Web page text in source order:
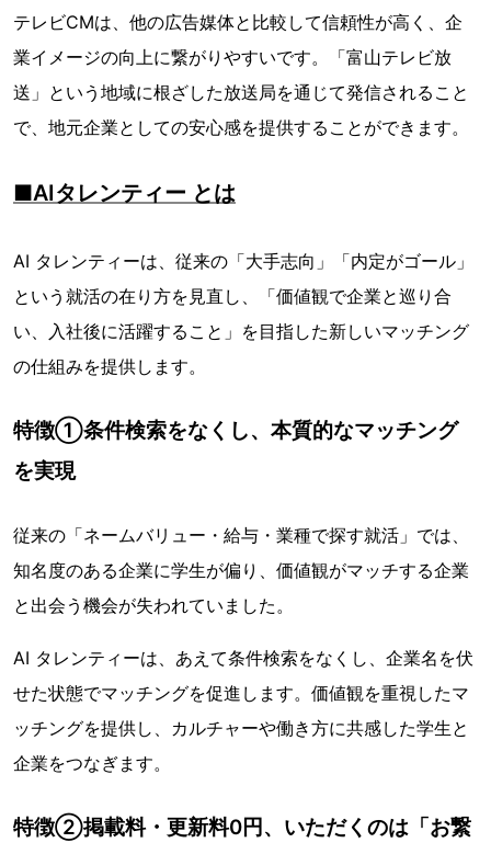
テレビCMは、他の広告媒体と比較して信頼性が高く、企
業イメージの向上に繋がりやすいです。「富山テレビ放
送」という地域に根ざした放送局を通じて発信されること
で、地元企業としての安心感を提供することができます。
■AIタレンティー とは
AI タレンティーは、従来の「大手志向」「内定がゴール」
という就活の在り方を見直し、「価値観で企業と巡り合
い、入社後に活躍すること」を目指した新しいマッチング
の仕組みを提供します。
特徴①条件検索をなくし、本質的なマッチング
を実現
従来の「ネームバリュー・給与・業種で探す就活」では、
知名度のある企業に学生が偏り、価値観がマッチする企業
と出会う機会が失われていました。
AI タレンティーは、あえて条件検索をなくし、企業名を伏
せた状態でマッチングを促進します。価値観を重視したマ
ッチングを提供し、カルチャーや働き方に共感した学生と
企業をつなぎます。
特徴②掲載料・更新料0円、いただくのは「お繋